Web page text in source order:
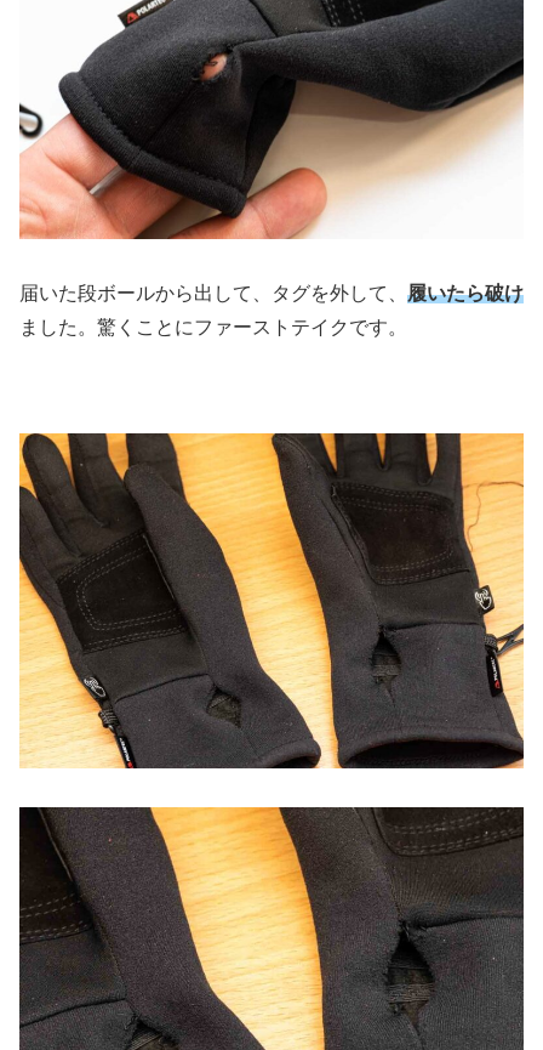
届いた段ボールから出して、タグを外して、 履いたら破け
ました。驚くことにファーストテイクです。